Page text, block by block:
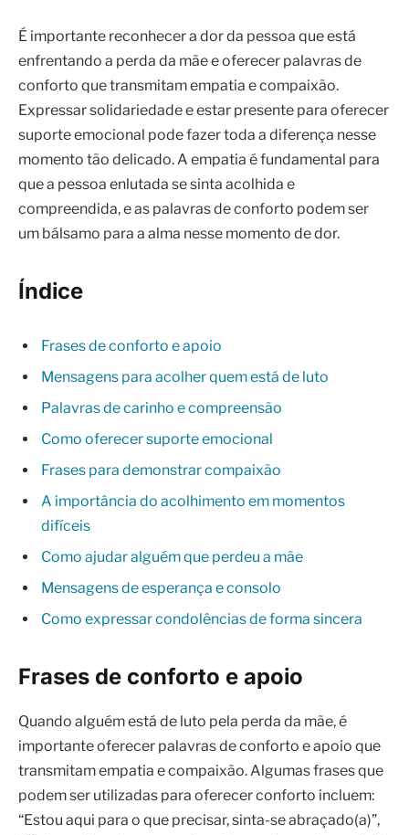
É importante reconhecer a dor da pessoa que está
enfrentando a perda da mãe e oferecer palavras de
conforto que transmitam empatia e compaixão.
Expressar solidariedade e estar presente para oferecer
suporte emocional pode fazer toda a diferença nesse
momento tão delicado. A empatia é fundamental para
que a pessoa enlutada se sinta acolhida e
compreendida, e as palavras de conforto podem ser
um bálsamo para a alma nesse momento de dor.
Índice
Frases de conforto e apoio
Mensagens para acolher quem está de luto
Palavras de carinho e compreensão
Como oferecer suporte emocional
Frases para demonstrar compaixão
A importância do acolhimento em momentos
difíceis
Como ajudar alguém que perdeu a mãe
Mensagens de esperança e consolo
Como expressar condolências de forma sincera
Frases de conforto e apoio
Quando alguém está de luto pela perda da mãe, é
importante oferecer palavras de conforto e apoio que
transmitam empatia e compaixão. Algumas frases que
podem ser utilizadas para oferecer conforto incluem:
“Estou aqui para o que precisar, sinta-se abraçado(a)”,